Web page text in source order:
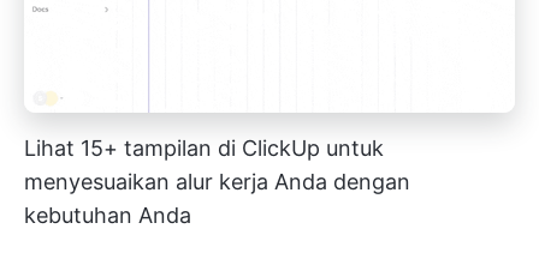
Lihat 15+ tampilan di ClickUp untuk
menyesuaikan alur kerja Anda dengan
kebutuhan Anda